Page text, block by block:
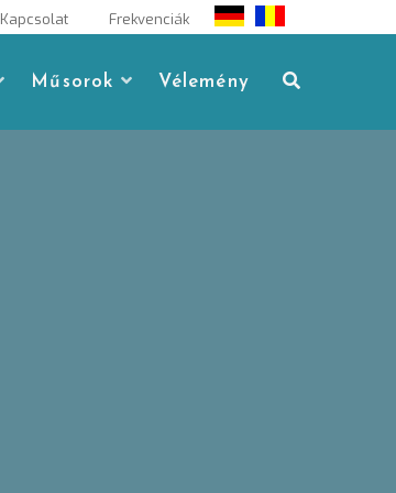
Kapcsolat Frekvenciák
Műsorok Vélemény